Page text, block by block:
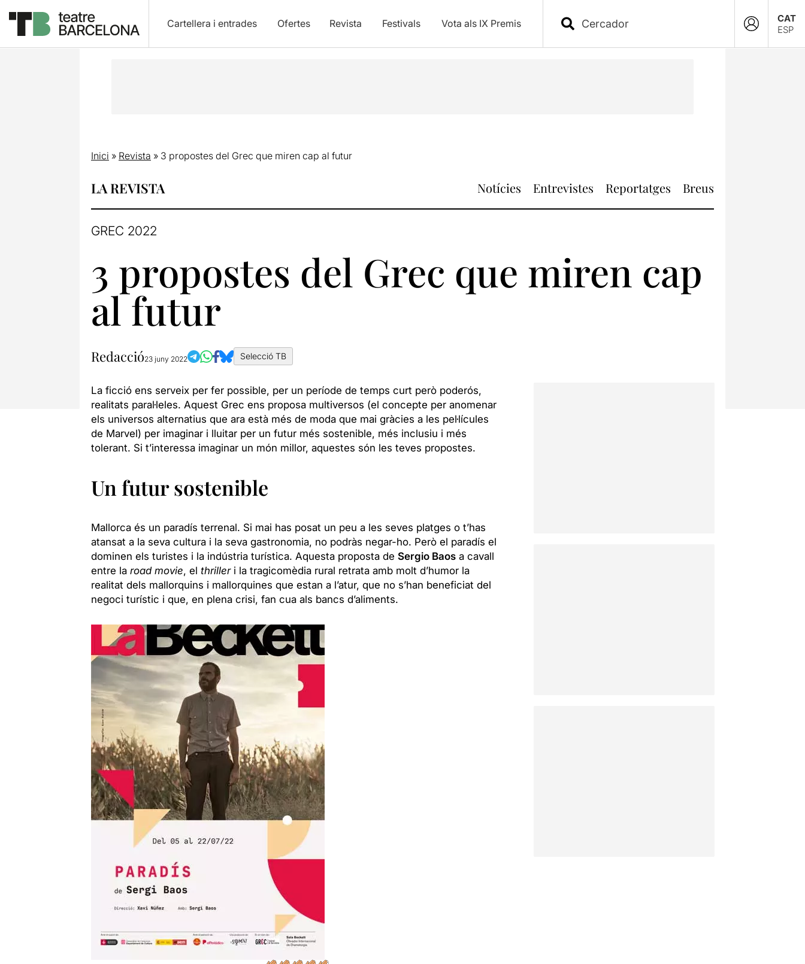
Cartellera i entrades Ofertes Revista Festivals Vota als IX Premis
CAT
ESP
Inici » Revista » 3 propostes del Grec que miren cap al futur
LA REVISTA Notícies Entrevistes Reportatges Breus
GREC 2022
3 propostes del Grec que miren cap
al futur
Redacció23 juny 2022 Selecció TB
La ficció ens serveix per fer possible, per un període de temps curt però poderós,
realitats paral·leles. Aquest Grec ens proposa multiversos (el concepte per anomenar
els universos alternatius que ara està més de moda que mai gràcies a les pel·lícules
de Marvel) per imaginar i lluitar per un futur més sostenible, més inclusiu i més
tolerant. Si t’interessa imaginar un món millor, aquestes són les teves propostes.
Un futur sostenible
Mallorca és un paradís terrenal. Si mai has posat un peu a les seves platges o t’has
atansat a la seva cultura i la seva gastronomia, no podràs negar-ho. Però el paradís el
dominen els turistes i la indústria turística. Aquesta proposta de Sergio Baosa cavall
entre la road movie, el thrilleri la tragicomèdia rural retrata amb molt d’humor la
realitat dels mallorquins i mallorquines que estan a l’atur, que no s’han beneficiat del
negoci turístic i que, en plena crisi, fan cua als bancs d’aliments.